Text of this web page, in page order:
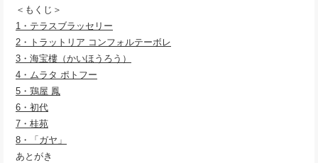
＜もくじ＞
1・テラスブラッセリー
2・トラットリア コンフォルテーボレ
3・海宝樓（かいほうろう）
4・ムラタ ポトフー
5・鶏屋 鳳
6・初代
7・桂苑
8・「ガヤ」
あとがき